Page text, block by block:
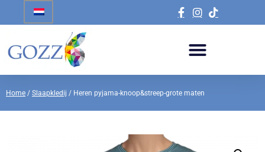
Home / Slaapkledij / Heren pyjama-knoop&streep-grote maten